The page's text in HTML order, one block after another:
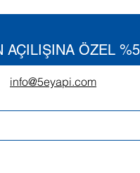
AÇILIŞINA ÖZEL
info@5eyapi.com